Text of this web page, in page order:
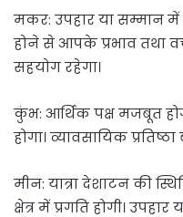
मकर: उपहार या सम्मान में
होने से आपके प्रभाव तथा
सहयोग रहेगा।
कुंभ: आर्थिक पक्ष मजबूत
होगा। व्यावसायिक
मीन: यात्रा देशाटन की
क्षेत्र में प्रगति होगी।